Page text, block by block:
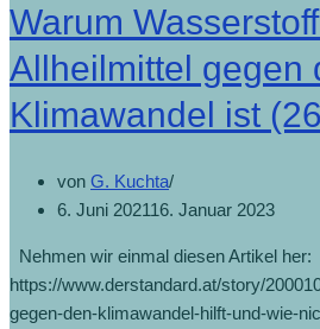
(26.7.2022)
Warum
Allheilmittel gegen
Klimawandel ist
von G. Kuchta
6. Juni 202116. Januar 2023
Nehmen wir einmal diesen Artikel her:
https://www.derstandard.at/story/
gegen-den-klimawandel-hilft-und-wie-